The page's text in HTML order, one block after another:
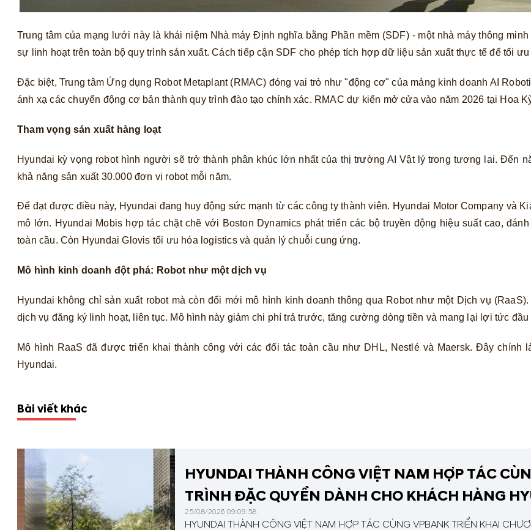
Trung tâm của mạng lưới này là khái niệm Nhà máy Định nghĩa bằng Phần mềm (SDF) - một nhà máy thông
sự linh hoạt trên toàn bộ quy trình sản xuất. Cách tiếp cận SDF cho phép tích hợp dữ liệu sản xuất thực tế để tối
Đặc biệt, Trung tâm Ứng dụng Robot Metaplant (RMAC) đóng vai trò như "động cơ" của mảng kinh doanh AI
ánh xạ các chuyển động cơ bản thành quy trình đào tạo chính xác. RMAC dự kiến mở cửa vào năm 2026 tại Hoa
Tham vọng sản xuất hàng loạt
Hyundai kỳ vọng robot hình người sẽ trở thành phân khúc lớn nhất của thị trường AI Vật lý trong tương lai. Đến
khả năng sản xuất 30.000 đơn vị robot mỗi năm.
Để đạt được điều này, Hyundai đang huy động sức mạnh từ các công ty thành viên. Hyundai Motor Company và
mô lớn. Hyundai Mobis hợp tác chặt chẽ với Boston Dynamics phát triển các bộ truyền động hiệu suất cao,
toàn cầu. Còn Hyundai Glovis tối ưu hóa logistics và quản lý chuỗi cung ứng.
Mô hình kinh doanh đột phá: Robot như một dịch vụ
Hyundai không chỉ sản xuất robot mà còn đổi mới mô hình kinh doanh thông qua Robot như một Dịch vụ
dịch vụ đăng ký linh hoạt, liên tục. Mô hình này giảm chi phí trả trước, tăng cường dòng tiền và mang lại lợi tức
Mô hình RaaS đã được triển khai thành công với các đối tác toàn cầu như DHL, Nestlé và Maersk. Đây chính
Hyundai.
Bài viết khác
HYUNDAI THÀNH CÔNG VIỆT NAM HỢP TÁC
TRÌNH ĐẶC QUYỀN DÀNH CHO KHÁCH HÀNG
25/08/2026 09:09:58
HYUNDAI THÀNH CÔNG VIỆT NAM HỢP TÁC CÙNG VPBANK TRIỂN KHAI